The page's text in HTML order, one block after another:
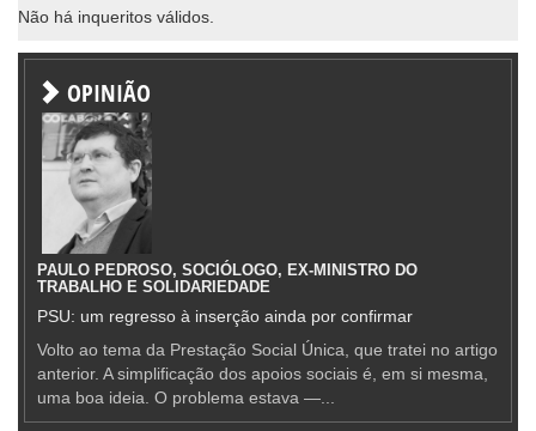
Não há inqueritos válidos.
OPINIÃO
PAULO PEDROSO, SOCIÓLOGO, EX-MINISTRO DO
TRABALHO E SOLIDARIEDADE
PSU: um regresso à inserção ainda por confirmar
Volto ao tema da Prestação Social Única, que tratei no artigo
anterior. A simplificação dos apoios sociais é, em si mesma,
uma boa ideia. O problema estava —...